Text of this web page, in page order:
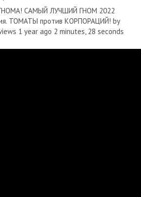
САМЫЙ ЛУЧШИЙ ГНОМ 2022
ТОМАТЫ против КОРПОРАЦИЙ! by
1 year ago 2 minutes, 28 seconds